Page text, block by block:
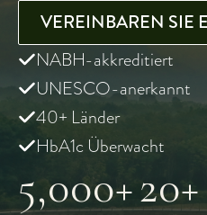
VEREINBAREN SIE
NABH-akkreditiert
UNESCO-anerkannt
40+ Länder
HbA1c Überwacht
5,000+20+